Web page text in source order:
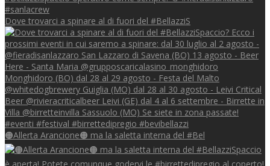
Dove trovarci a spinare al di fuori del #BellazziS
🟠Allerta Arancione🟠 ma la saletta interna del #Bel